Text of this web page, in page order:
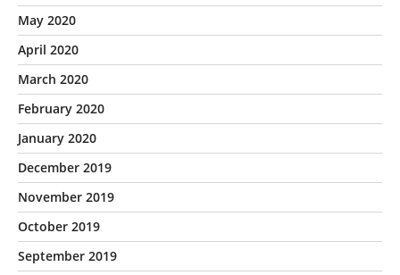
May 2020
April 2020
March 2020
February 2020
January 2020
December 2019
November 2019
October 2019
September 2019